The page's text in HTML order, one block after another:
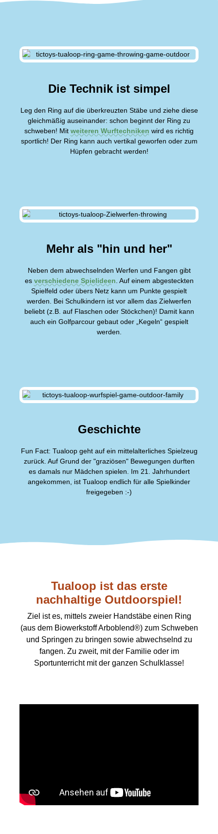
Die Technik ist simpel
Leg den Ring auf die überkreuzten Stäbe und ziehe diese
gleichmäßig auseinander: schon beginnt der Ring zu
schweben! Mit weiteren Wurftechniken wird es richtig
sportlich! Der Ring kann auch vertikal geworfen oder zum
Hüpfen gebracht werden!
Mehr als "hin und her"
Neben dem abwechselnden Werfen und Fangen gibt
es verschiedene Spielideen . Auf einem abgesteckten
Spielfeld oder übers Netz kann um Punkte gespielt
werden. Bei Schulkindern ist vor allem das Zielwerfen
beliebt (z.B. auf Flaschen oder Stöckchen)! Damit kann
auch ein Golfparcour gebaut oder „Kegeln“ gespielt
werden.
Geschichte
Fun Fact: Tualoop geht auf ein mittelalterliches Spielzeug
zurück. Auf Grund der "graziösen" Bewegungen durften
es damals nur Mädchen spielen. Im 21. Jahrhundert
angekommen, ist Tualoop endlich für alle Spielkinder
freigegeben :-)
Tualoop ist das erste
nachhaltige Outdoorspiel!
Ziel ist es, mittels zweier Handstäbe einen Ring
(aus dem Biowerkstoff Arboblend®) zum Schweben
und Springen zu bringen sowie abwechselnd zu
fangen. Zu zweit, mit der Familie oder im
Sportunterricht mit der ganzen Schulklasse!